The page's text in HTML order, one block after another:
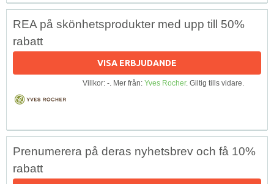
REA på skönhetsprodukter med upp till 50%
rabatt
VISA ERBJUDANDE
Villkor: -. Mer från: Yves Rocher. Giltig tills vidare.
Prenumerera på deras nyhetsbrev och få 10%
rabatt